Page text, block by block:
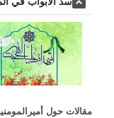
مقالات حول